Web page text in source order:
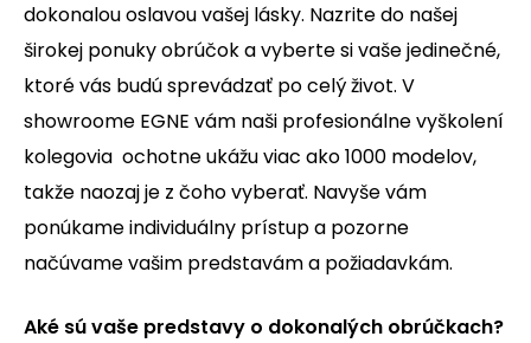
dokonalou oslavou vašej lásky. Nazrite do našej
širokej ponuky obrúčok a vyberte si vaše jedinečné,
ktoré vás budú sprevádzať po celý život. V
showroome EGNE vám naši profesionálne vyškolení
kolegovia ochotne ukážu viac ako 1000 modelov,
takže naozaj je z čoho vyberať. Navyše vám
ponúkame individuálny prístup a pozorne
načúvame vašim predstavám a požiadavkám.
Aké sú vaše predstavy o dokonalých obrúčkach?